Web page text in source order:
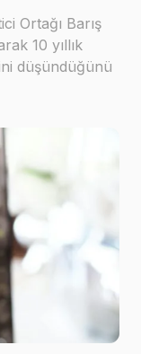
Ortağı Barış
10 yıllık
düşündüğünü